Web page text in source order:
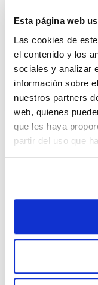
Esta página web
Las cookies de
el contenido y los
sociales y analizar
información sobre
nuestros partners
web, quienes
que les haya
partir del uso que
Conc.
500µg/ml(1)
Disolvente
Carbon disulfide /
Conc.
Referencia
CPAF110241
Ver stock